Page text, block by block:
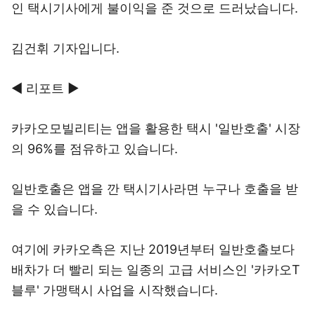
인 택시기사에게 불이익을 준 것으로 드러났습니다.
김건휘 기자입니다.
◀ 리포트 ▶
카카오모빌리티는 앱을 활용한 택시 '일반호출' 시장
의 96%를 점유하고 있습니다.
일반호출은 앱을 깐 택시기사라면 누구나 호출을 받
을 수 있습니다.
여기에 카카오측은 지난 2019년부터 일반호출보다
배차가 더 빨리 되는 일종의 고급 서비스인 '카카오T
블루' 가맹택시 사업을 시작했습니다.